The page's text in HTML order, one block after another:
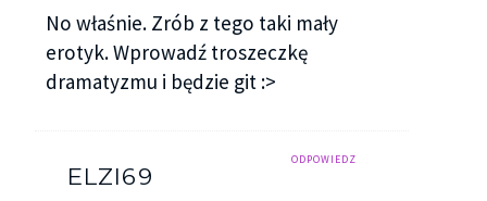
się, stojąc w otwartych drzwiach.
Oliwer jęknął. Rzucił w niego poduszką. Chłopak
złapał ją w locie i się roześmiał.
Teraz wychodzimy.
No właśnie. Zrób z tego taki mały
erotyk. Wprowadź troszeczkę
dramatyzmu i będzie git :>
ODPOWIEDZ
ELZI69